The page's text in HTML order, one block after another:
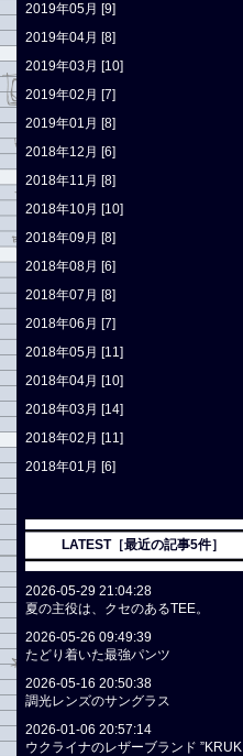
2019年05月 [9]
2019年04月 [8]
2019年03月 [10]
2019年02月 [7]
2019年01月 [8]
2018年12月 [6]
2018年11月 [8]
2018年10月 [10]
2018年09月 [8]
2018年08月 [6]
2018年07月 [8]
2018年06月 [7]
2018年05月 [11]
2018年04月 [10]
2018年03月 [14]
2018年02月 [11]
2018年01月 [6]
LATEST［最近の記事5件］
2026-05-29 21:04:28
夏の主役は、クセのあるTEE。
2026-05-26 09:49:39
たどり着いた最強パンツ
2026-05-16 20:50:38
調光レンズのサングラス
2026-01-06 20:57:14
ウクライナのレザーブランド ”KRUK